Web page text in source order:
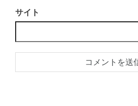
サイト